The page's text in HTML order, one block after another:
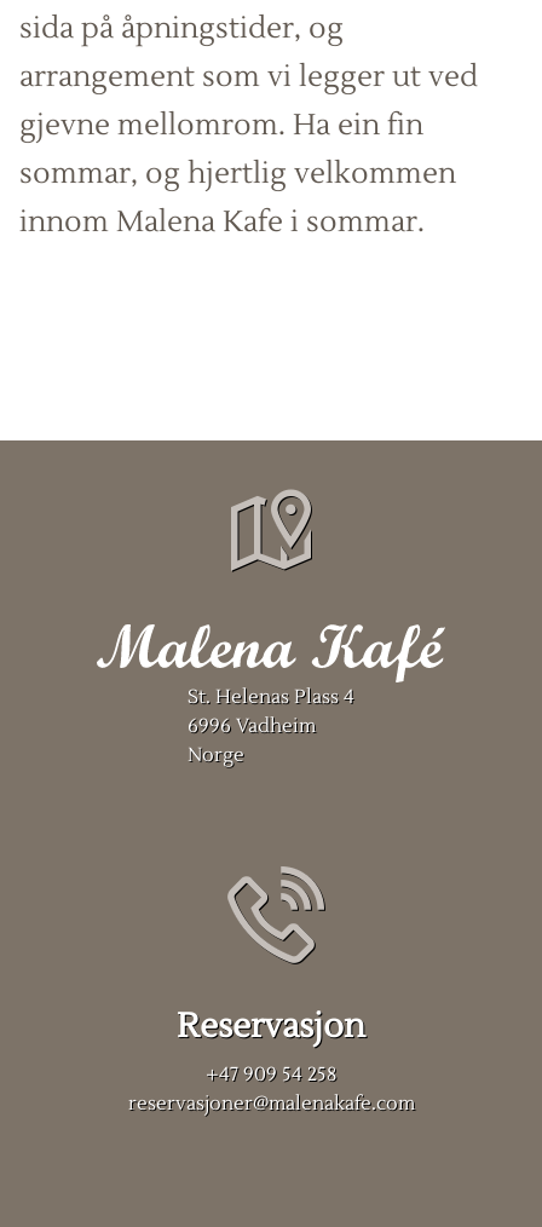
sida på åpningstider, og
arrangement som vi legger ut ved
gjevne mellomrom. Ha ein fin
sommar, og hjertlig velkommen
innom Malena Kafe i sommar.
St. Helenas Plass 4
6996 Vadheim
Norge
Reservasjon
+47 909 54 258
reservasjoner@malenakafe.com